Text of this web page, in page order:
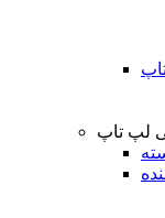
لپ تاپ